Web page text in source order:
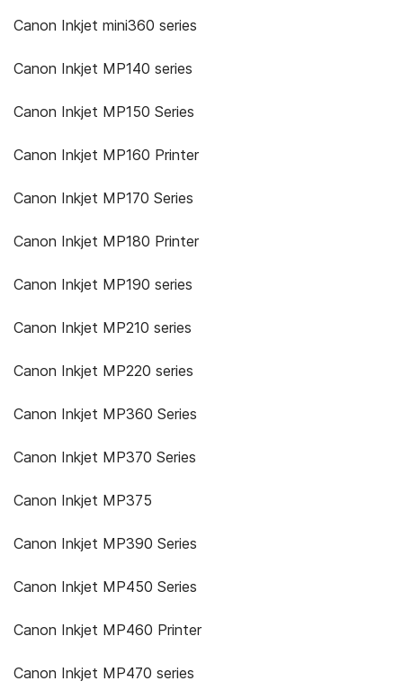
Canon Inkjet mini360 series
Canon Inkjet MP140 series
Canon Inkjet MP150 Series
Canon Inkjet MP160 Printer
Canon Inkjet MP170 Series
Canon Inkjet MP180 Printer
Canon Inkjet MP190 series
Canon Inkjet MP210 series
Canon Inkjet MP220 series
Canon Inkjet MP360 Series
Canon Inkjet MP370 Series
Canon Inkjet MP375
Canon Inkjet MP390 Series
Canon Inkjet MP450 Series
Canon Inkjet MP460 Printer
Canon Inkjet MP470 series